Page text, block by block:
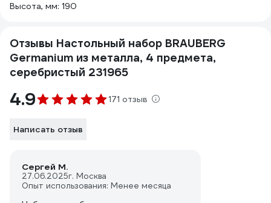
Высота, мм: 190
Отзывы Настольный набор BRAUBERG
Germanium из металла, 4 предмета,
серебристый 231965
4.9 171 отзыв
Написать отзыв
Сергей М.
27.06.2025г. Москва
Опыт использования: Менее месяца